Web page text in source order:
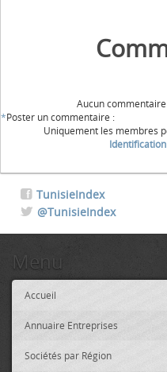
Aucun
*Poster un commentaire :
Uniquement les membres
Identification
TunisieIndex
@TunisieIndex
Menu
Accueil
Annuaire Entreprises
Sociétés par Région